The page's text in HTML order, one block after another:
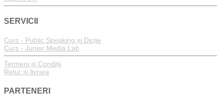
SERVICII
Curs - Public Speaking și Dicție
Curs - Junior Media Lab
Termeni și Condiții
Retur și livrare
PARTENERI